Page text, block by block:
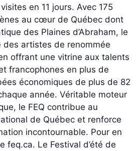
en 11 jours. Avec 175
au cœur de Québec dont
des Plaines d’Abraham, le
des artistes de renommée
offrant une vitrine aux talents
francophones en plus de
économiques de plus de 82
année. Véritable moteur
le FEQ contribue au
de Québec et renforce
incontournable. Pour en
feq.ca. Le Festival d’été de